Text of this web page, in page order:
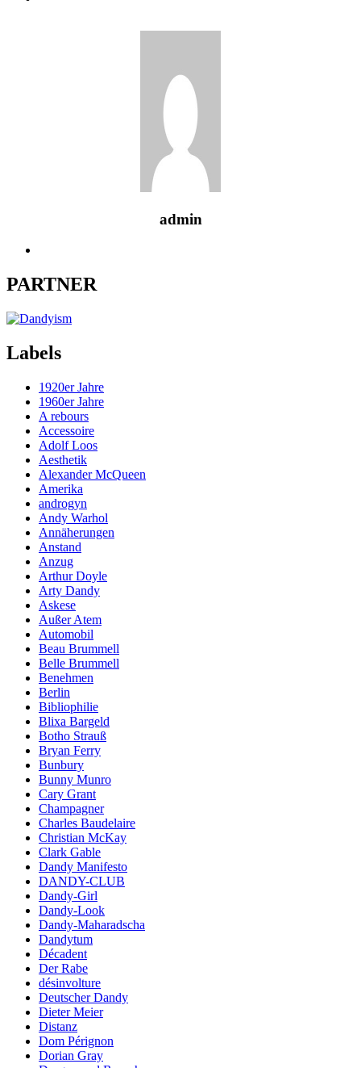
admin
PARTNER
Labels
1920er Jahre
1960er Jahre
A rebours
Accessoire
Adolf Loos
Aesthetik
Alexander McQueen
Amerika
androgyn
Andy Warhol
Annäherungen
Anstand
Anzug
Arthur Doyle
Arty Dandy
Askese
Außer Atem
Automobil
Beau Brummell
Belle Brummell
Benehmen
Berlin
Bibliophilie
Blixa Bargeld
Botho Strauß
Bryan Ferry
Bunbury
Bunny Munro
Cary Grant
Champagner
Charles Baudelaire
Christian McKay
Clark Gable
Dandy Manifesto
DANDY-CLUB
Dandy-Girl
Dandy-Look
Dandy-Maharadscha
Dandytum
Décadent
Der Rabe
désinvolture
Deutscher Dandy
Dieter Meier
Distanz
Dom Pérignon
Dorian Gray